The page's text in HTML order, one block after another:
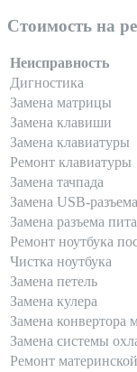
Стоимость на
Неисправность
Дигностика
Замена матрицы
Замена клавиши
Замена клавиатуры
Ремонт клавиатуры
Замена тачпада
Замена USB-разъема
Замена разъема
Ремонт ноутбука
Чистка ноутбука
Замена петель
Замена кулера
Замена конвертора
Замена системы
Ремонт